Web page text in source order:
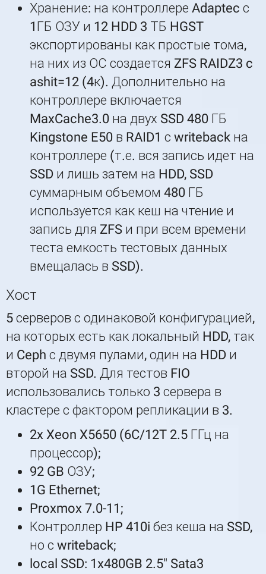
Хранение: на контроллере Adaptec с
1ГБ ОЗУ и 12 HDD 3 ТБ HGST
экспортированы как простые тома,
на них из ОС создается ZFS RAIDZ3 c
ashit=12 (4к). Дополнительно на
контроллере включается
MaxCache3.0 на двух SSD 480 ГБ
Kingstone E50 в RAID1 с writeback на
контроллере (т.е. вся запись идет на
SSD и лишь затем на HDD, SSD
суммарным объемом 480 ГБ
используется как кеш на чтение и
запись для ZFS и при всем времени
теста емкость тестовых данных
вмещалась в SSD).
Хост
5 серверов с одинаковой конфигурацией,
на которых есть как локальный HDD, так
и Ceph с двумя пулами, один на HDD и
второй на SSD. Для тестов FIO
использовались только 3 сервера в
кластере с фактором репликации в 3.
2x Xeon X5650 (6C/12T 2.5 ГГц на
процессор);
92 GB ОЗУ;
1G Ethernet;
Proxmox 7.0-11;
Контроллер HP 410i без кеша на SSD,
но с writeback;
local SSD: 1x480GB 2.5" Sata3